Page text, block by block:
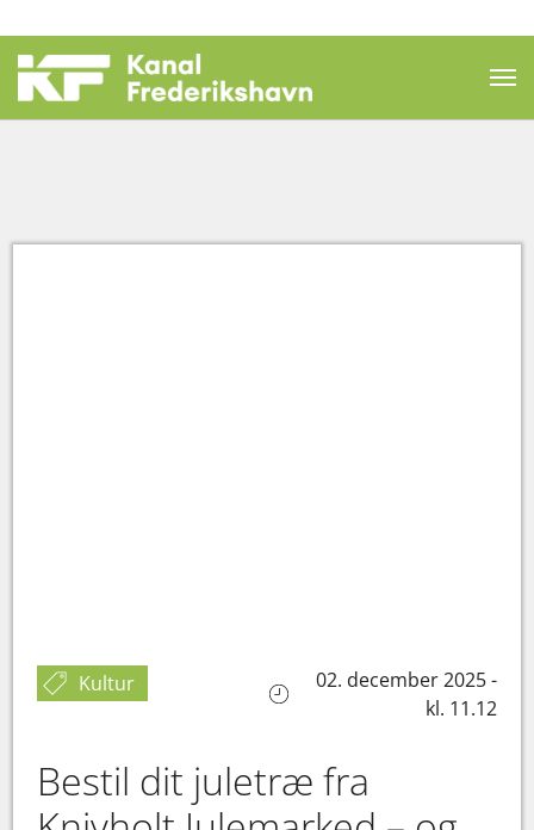
Kultur
02. december 2025 -
kl. 11.12
Bestil dit juletræ fra